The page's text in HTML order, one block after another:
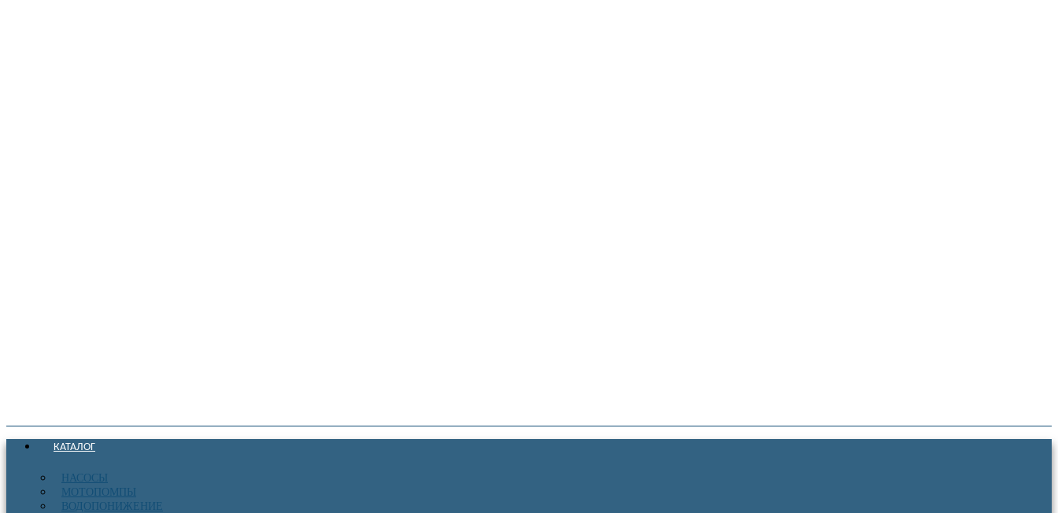
КАТАЛОГ
НАСОСЫ
МОТОПОМПЫ
ВОДОПОНИЖЕНИЕ